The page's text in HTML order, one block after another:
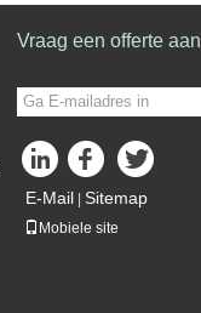
Vraag een offerte aan
E-Mail Sitemap
Mobiele site